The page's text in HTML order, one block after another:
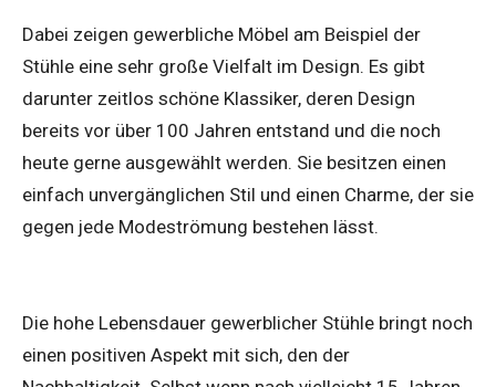
Dabei zeigen gewerbliche Möbel am Beispiel der
Stühle eine sehr große Vielfalt im Design. Es gibt
darunter zeitlos schöne Klassiker, deren Design
bereits vor über 100 Jahren entstand und die noch
heute gerne ausgewählt werden. Sie besitzen einen
einfach unvergänglichen Stil und einen Charme, der sie
gegen jede Modeströmung bestehen lässt.
Die hohe Lebensdauer gewerblicher Stühle bringt noch
einen positiven Aspekt mit sich, den der